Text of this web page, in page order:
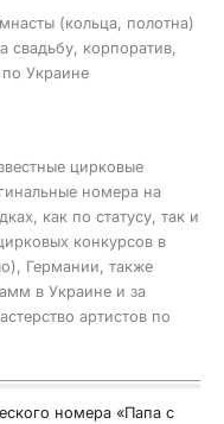
(кольца, полотна)
корпоратив,
Украине
цирковые
номера на
как по статусу, так и
конкурсов в
Германии, также
в Украине и за
артистов по
номера «Папа с